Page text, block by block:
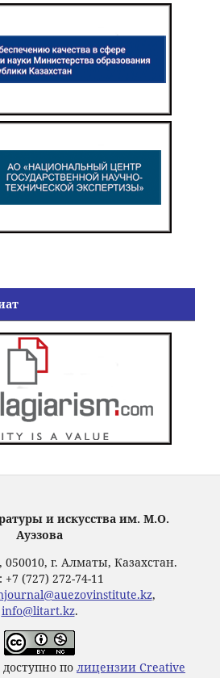
и искусства им. М.О.
Ауэзова
г. Алматы, Казахстан.
+7 (727) 272-74-11
,
info@litart.kz.
по лицензии Creative